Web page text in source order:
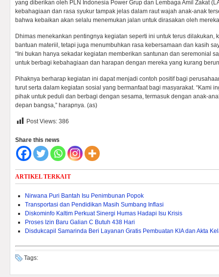
yang diberikan oleh PLN Indonesia Power Grup dan Lembaga Amil Zakat
kebahagiaan dan rasa syukur tampak jelas dalam raut wajah anak-anak
bahwa kebaikan akan selalu menemukan jalan untuk dirasakan oleh
Dhimas menekankan pentingnya kegiatan seperti ini untuk terus dilakukan,
bantuan materiil, tetapi juga menumbuhkan rasa kebersamaan dan kasih
“Ini bukan hanya sekadar kegiatan memberikan santunan dan seremonial
untuk berbagi kebahagiaan dan harapan dengan mereka yang kurang
Pihaknya berharap kegiatan ini dapat menjadi contoh positif bagi
turut serta dalam kegiatan sosial yang bermanfaat bagi masyarakat. “Kami
pihak untuk peduli dan berbagi dengan sesama, termasuk dengan anak-
depan bangsa,” harapnya. (as)
Post Views: 386
Share this news
ARTIKEL TERKAIT
Nirwana Puri Bantah Isu Penimbunan Popok
Transportasi dan Pendidikan Masih Sumbang Inflasi
Diskominfo Kaltim Perkuat Sinergi Humas Hadapi Isu Krisis
Proses Izin Baru Galian C Butuh 438 Hari
Disdukcapil Samarinda Beri Layanan Gratis Pembuatan KIA dan Akta
Tags: